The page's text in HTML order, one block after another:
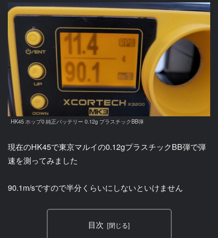
HK45 ホップ0 純正バッテリー 0.12g プラスチックBB弾
現在のHK45で東京マルイの0.12gプラスチックBB弾で弾
速を測ってみました
90.1m/sですので半分くらいにしないといけません
目次